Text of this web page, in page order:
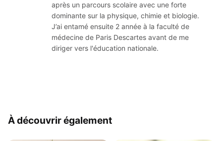
après un parcours scolaire avec une forte
dominante sur la physique, chimie et biologie.
J’ai entamé ensuite 2 année à la faculté de
médecine de Paris Descartes avant de me
diriger vers l'éducation nationale.
À découvrir également